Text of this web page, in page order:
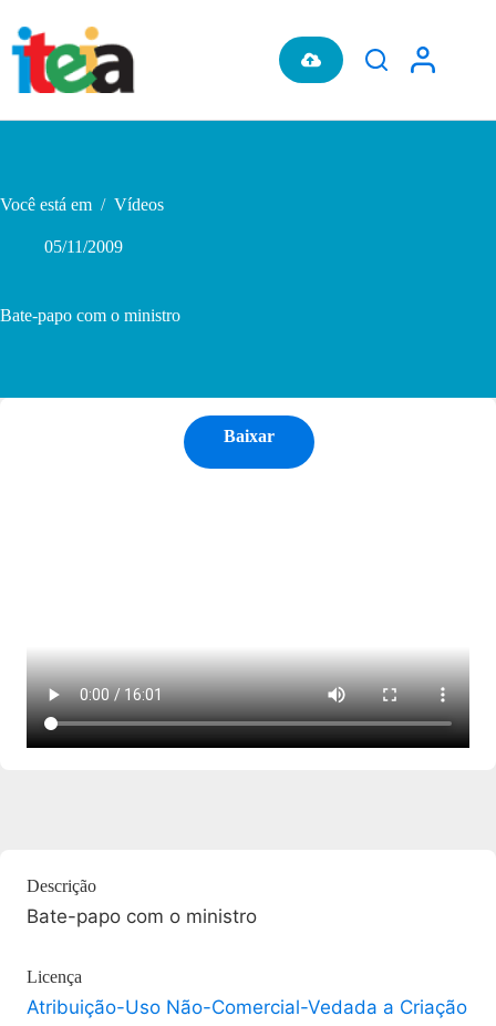
para
conteúdo
Você está em / Vídeos
05/11/2009
Bate-papo com o ministro
Baixar
Descrição
Bate-papo com o ministro
Licença
Atribuição-Uso Não-Comercial-Vedada a Criação